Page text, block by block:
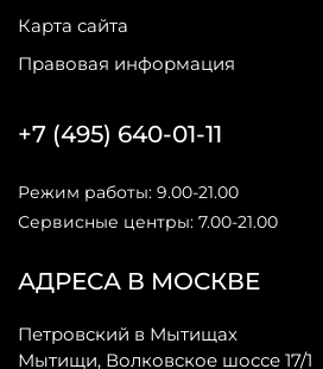
Карта сайта
Правовая информация
АДРЕСА В МОСКВЕ
Петровский в Мытищах
Мытищи, Волковское шоссе 17/1
+7 (495) 640-01-11
Режим работы: 9.00-21.00
Сервисные центры: 7.00-21.00